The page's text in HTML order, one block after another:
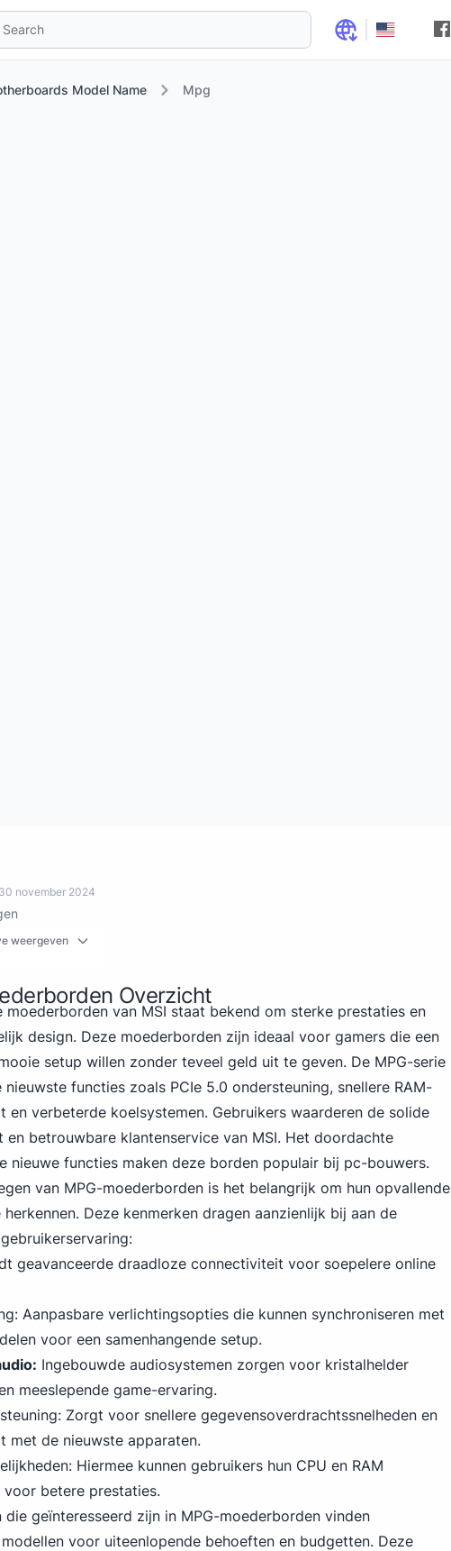
Model Name Mpg
30 november 2024
weergeven
Overzicht
moederborden van MSI staat bekend om sterke prestaties en
design. Deze moederborden zijn ideaal voor gamers die een
setup willen zonder teveel geld uit te geven. De MPG-serie
nieuwste functies zoals PCIe 5.0 ondersteuning, snellere RAM-
en verbeterde koelsystemen. Gebruikers waarderen de solide
en betrouwbare klantenservice van MSI. Het doordachte
nieuwe functies maken deze borden populair bij pc-bouwers.
van MPG-moederborden is het belangrijk om hun opvallende
herkennen. Deze kenmerken dragen aanzienlijk bij aan de
geavanceerde draadloze connectiviteit voor soepelere online
Aanpasbare verlichtingsopties die kunnen synchroniseren met
voor een samenhangende setup.
Ingebouwde audiosystemen zorgen voor kristalhelder
meeslepende game-ervaring.
Zorgt voor snellere gegevensoverdrachtssnelheden en
met de nieuwste apparaten.
Hiermee kunnen gebruikers hun CPU en RAM
betere prestaties.
die geïnteresseerd zijn in MPG-moederborden vinden
voor uiteenlopende behoeften en budgetten. Deze